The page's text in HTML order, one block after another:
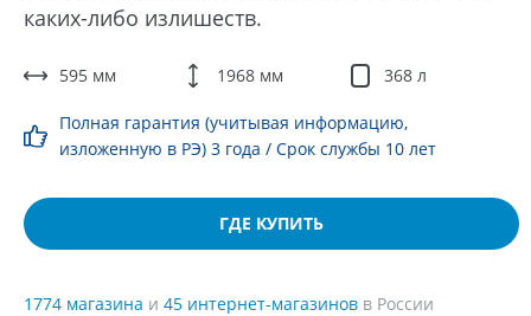
каких-либо излишеств.
595 мм 1968 мм 368 л
Полная гарантия (учитывая информацию,
изложенную в РЭ) 3 года / Срок службы 10 лет
ГДЕ КУПИТЬ
1774 магазина и 45 интернет-магазинов в России